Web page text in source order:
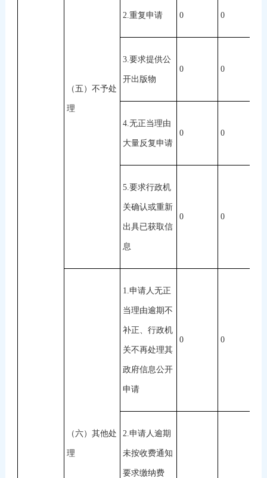
（五）不予处
理
2.重复申请 0 0
3.要求提供公
开出版物
0 0
4.无正当理由
大量反复申请
0 0
5.要求行政机
关确认或重新
出具已获取信
息
0 0
（六）其他处
理
1.申请人无正
当理由逾期不
补正、行政机
关不再处理其
政府信息公开
申请
0 0
2.申请人逾期
未按收费通知
要求缴纳费